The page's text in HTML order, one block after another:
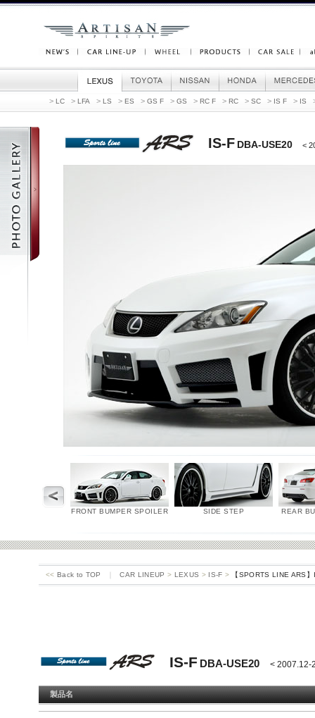
> LC > LFA > LS > ES > GS F > GS > RC F > RC > SC > IS F > IS
IS-F DBA-USE20<
FRONT BUMPER SPOILER SIDE STEP REAR
<< Back to TOP CAR LINEUP > LEXUS > IS-F > 【SPORTS LINE ARS
IS-F DBA-USE20< 2007.12-
製品名